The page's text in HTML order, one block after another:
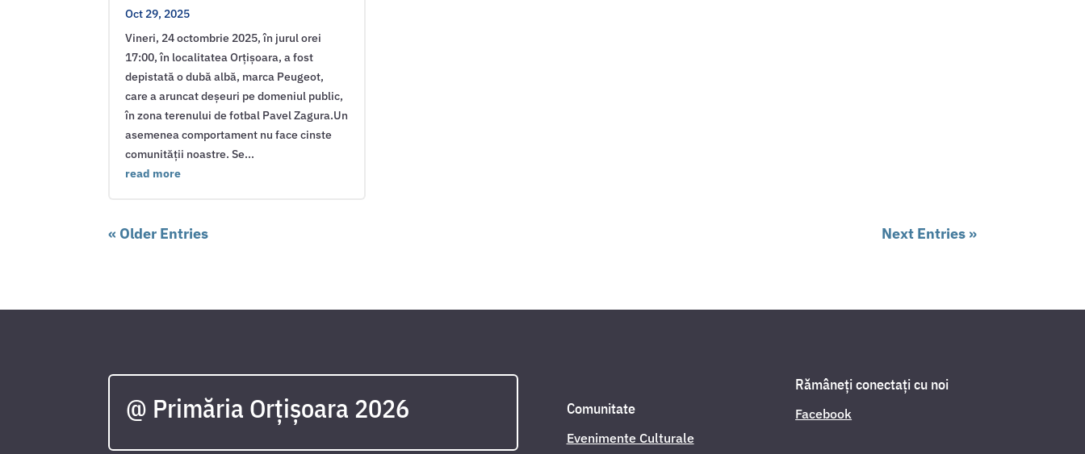
Oct 29, 2025
Vineri, 24 octombrie 2025, în jurul orei
17:00, în localitatea Orțișoara, a fost
depistată o dubă albă, marca Peugeot,
care a aruncat deșeuri pe domeniul public,
în zona terenului de fotbal Pavel Zagura.Un
asemenea comportament nu face cinste
comunității noastre. Se...
read more
« Older Entries Next Entries »
@ Primăria Orțișoara 2026 Comunitate
Evenimente Culturale
Rămâneți conectați cu noi
Facebook